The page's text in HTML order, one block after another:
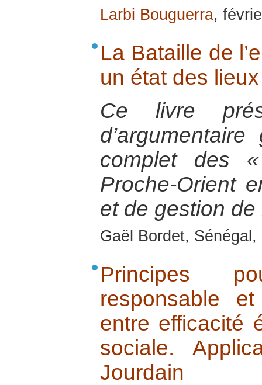
Larbi Bouguerra,
La Bataille de
un état des
Ce livre
complet des
Proche-Orient
et de gestion de
Gaël Bordet,
Principes
responsable
entre efficacité
sociale.
Jourdain